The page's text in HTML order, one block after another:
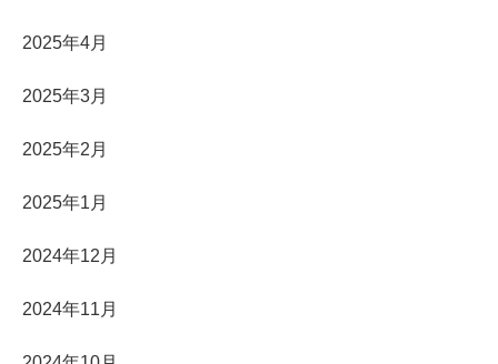
2025年4月
2025年3月
2025年2月
2025年1月
2024年12月
2024年11月